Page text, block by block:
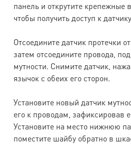
панель и открутите крепежные
чтобы получить доступ к
Отсоедините датчик протечки
затем отсоедините провода,
мутности. Снимите датчик,
язычок с обеих его сторон.
Установите новый датчик
его к проводам, зафиксировав
Установите на место нижнюю
поместите шайбу обратно в